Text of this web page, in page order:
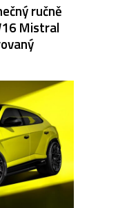
ručně
Mistral